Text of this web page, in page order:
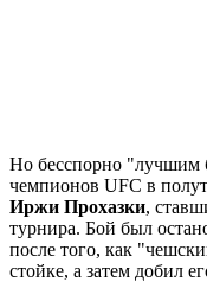
Но бесспорно "лучшим
чемпионов UFC в
Иржи Прохазки,
турнира. Бой был
после того, как
стойке, а затем добил